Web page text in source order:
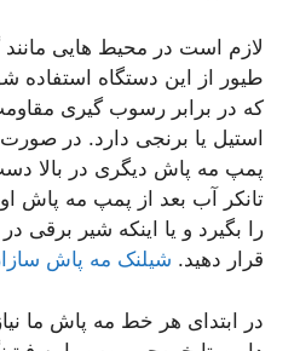
لازم است در محیط­ هایی مانند
طیور از این دستگاه استفاده
که در برابر رسوب گیری
استیل یا برنجی دارد. در صورت
پمپ مه پاش دیگری در بالا
تانکر آب بعد از پمپ مه پاش
را بگیرد و یا اینکه شیر برقی
قرار دهید. شیلنک مه پاش
در ابتدای هر خط مه پاش ما